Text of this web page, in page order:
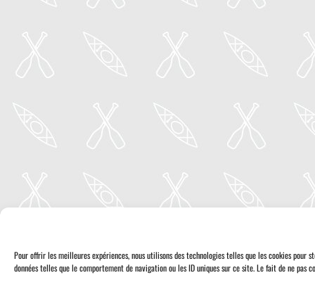
Pour offrir les meilleures expériences, nous utilisons des technologies telles que les cookies
données telles que le comportement de navigation ou les ID uniques sur ce site. Le fait de ne